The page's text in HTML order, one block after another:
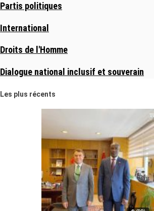
Partis politiques
International
Droits de l'Homme
Dialogue national inclusif et souverain
Les plus récents